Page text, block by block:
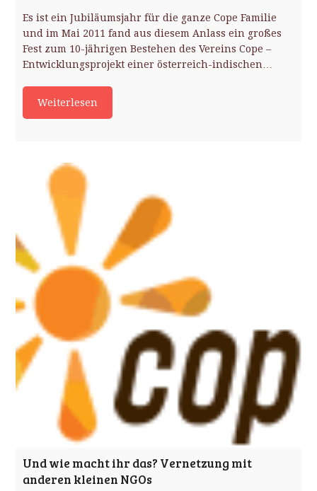
Es ist ein Jubiläumsjahr für die ganze Cope Familie
und im Mai 2011 fand aus diesem Anlass ein großes
Fest zum 10-jährigen Bestehen des Vereins Cope –
Entwicklungsprojekt einer österreich-indischen…
Weiterlesen
Und wie macht ihr das? Vernetzung mit
anderen kleinen NGOs